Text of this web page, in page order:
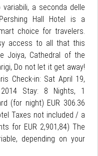
a seconda delle
Hall Hotel is a
choice for travelers.
access to all that this
Joiya, Cathedral of the
Do not let it get away!
Check-in: Sat April 19,
Stay: 8 Nights, 1
(for night) EUR 306.36
Taxes not included / a
for EUR 2,901,84) The
depending on your